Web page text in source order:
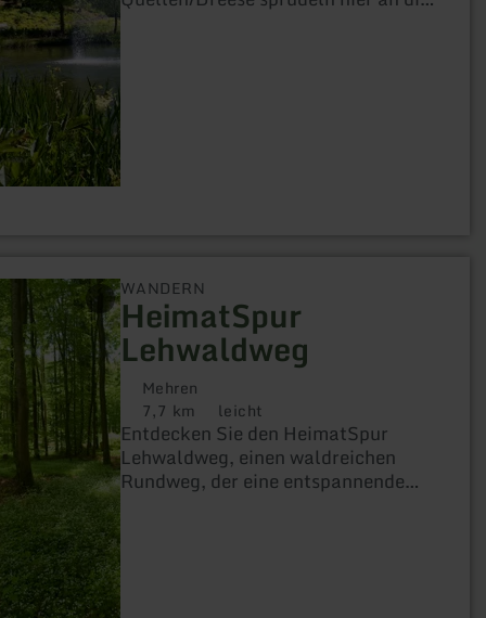
WANDERN
HeimatSpur
Lehwaldweg
Mehren
Distanz:
7,7 km Anforderung:
leicht
Entdecken Sie den HeimatSpur
Lehwaldweg, einen waldreichen
Rundweg, der eine entspannende